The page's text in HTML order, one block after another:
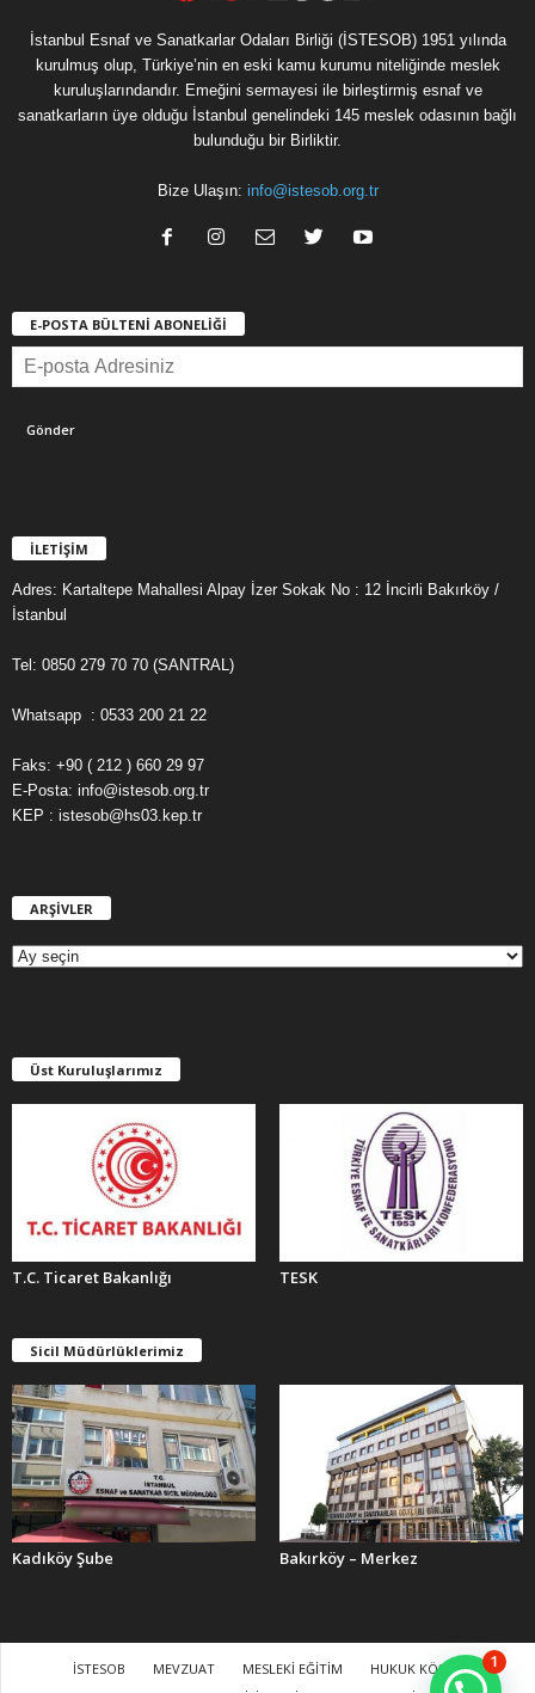
İstanbul Esnaf ve Sanatkarlar Odaları Birliği (İSTESOB) 1951 yılında
kurulmuş olup, Türkiye’nin en eski kamu kurumu niteliğinde meslek
kuruluşlarındandır. Emeğini sermayesi ile birleştirmiş esnaf ve
sanatkarların üye olduğu İstanbul genelindeki 145 meslek odasının bağlı
bulunduğu bir Birliktir.
Bize Ulaşın: info@istesob.org.tr
E-POSTA BÜLTENİ ABONELİĞİ
İLETİŞİM
Adres: Kartaltepe Mahallesi Alpay İzer Sokak No : 12 İncirli Bakırköy /
İstanbul
Tel: 0850 279 70 70 (SANTRAL)
Whatsapp : 0533 200 21 22
Faks: +90 ( 212 ) 660 29 97
E-Posta: info@istesob.org.tr
KEP : istesob@hs03.kep.tr
ARŞİVLER
E
R
Üst Kuruluşlarımız
T.C. Ticaret Bakanlığı TESK
Sicil Müdürlüklerimiz
Kadıköy Şube Bakırköy – Merkez
İSTESOB MEVZUAT MESLEKİ EĞİTİM
HUKUK KÖŞESİ
1